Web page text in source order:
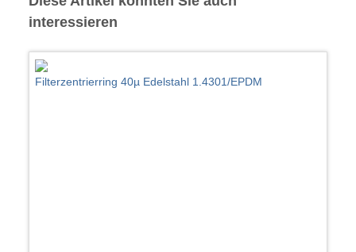
interessieren
Filterzentrierring 40µ Edelstahl 1.4301/EPDM